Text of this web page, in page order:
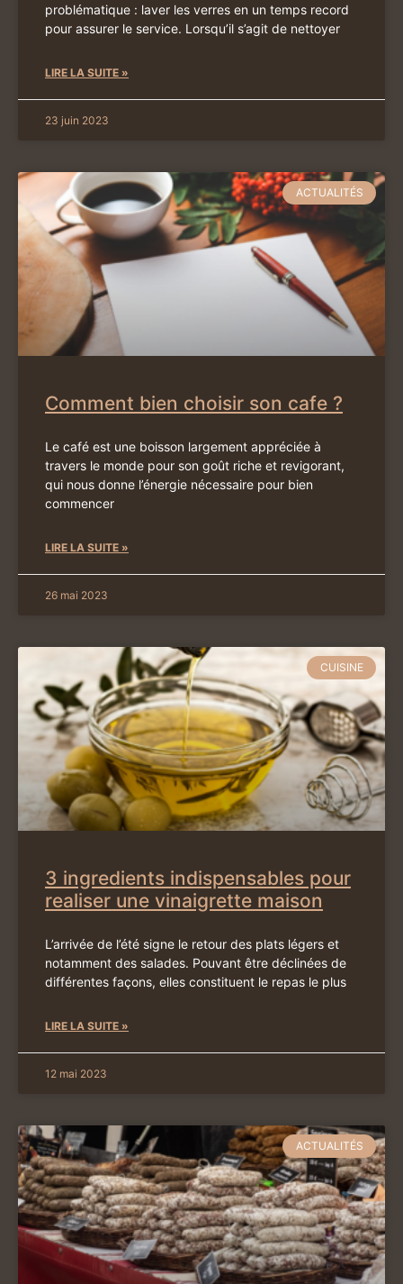
problématique : laver les verres en un temps record
pour assurer le service. Lorsqu’il s’agit de nettoyer
LIRE LA SUITE »
23 juin 2023
ACTUALITÉS
Comment bien choisir son cafe ?
Le café est une boisson largement appréciée à
travers le monde pour son goût riche et revigorant,
qui nous donne l’énergie nécessaire pour bien
commencer
LIRE LA SUITE »
26 mai 2023
CUISINE
3 ingredients indispensables pour
realiser une vinaigrette maison
L’arrivée de l’été signe le retour des plats légers et
notamment des salades. Pouvant être déclinées de
différentes façons, elles constituent le repas le plus
LIRE LA SUITE »
12 mai 2023
ACTUALITÉS